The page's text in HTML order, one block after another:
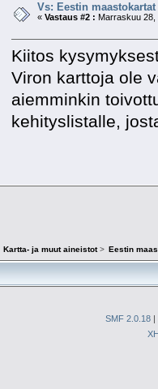
Vs: Eestin maastokartat
«Vastaus #2 : Marraskuu 28,
Kiitos
Viron karttoja ole
aiemminkin
kehityslistalle,
Kartta- ja muut aineistot> Eestin
SMF 2.0.18 |